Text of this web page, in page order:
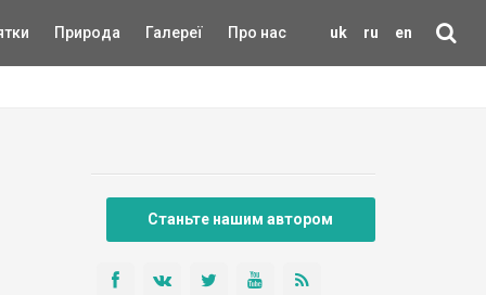
uk ru en
Природа Галереї Про нас
Станьте нашим автором